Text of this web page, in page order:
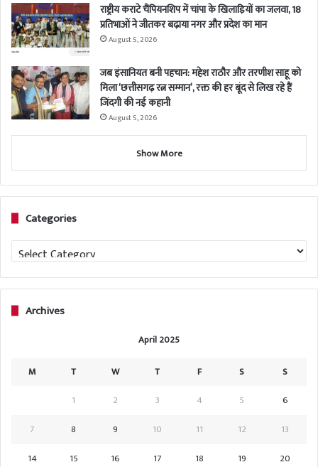
राष्ट्रीय कराटे चैंपियनशिप में चांपा के खिलाड़ियों का जलवा, 18
प्रतिभाओं ने जीतकर बढ़ाया नगर और प्रदेश का मान
August 5, 2026
जब इंसानियत बनी पहचान: महेश राठौर और तरणीश साहू को
मिला ‘छत्तीसगढ़ रत्न सम्मान’, रक्त की हर बूंद से लिख रहे हैं
जिंदगी की नई कहानी
August 5, 2026
Show More
Categories
Categories
Archives
April 2025
M T W T F S
S
1
2 3 4 5
6
7
8 9 10 11 12
13
14
15 16 17 18 19
20